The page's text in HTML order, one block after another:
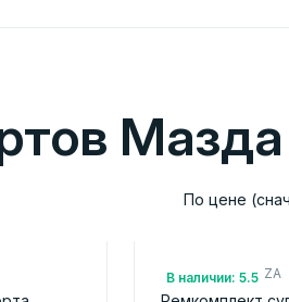
Мазда
По цене
В наличии: 5.5
Арт.: GHY93326ZA